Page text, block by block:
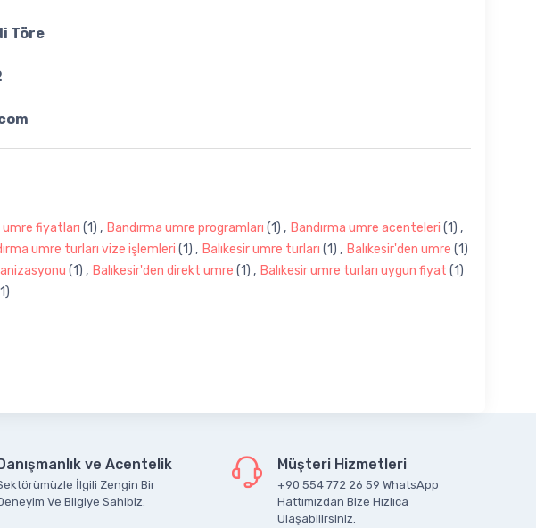
Töre
umre fiyatları (1) , Bandırma umre programları (1) , Bandırma umre acenteleri (1) ,
umre turları vize işlemleri (1) , Balıkesir umre turları (1) , Balıkesir'den umre (1)
(1) , Balıkesir'den direkt umre (1) , Balıkesir umre turları uygun fiyat (1)
ve Acentelik
İlgili Zengin Bir
Ve Bilgiye Sahibiz.
Müşteri Hizmetleri
+90 554 772 26 59 WhatsApp
Hattımızdan Bize Hızlıca
Ulaşabilirsiniz.